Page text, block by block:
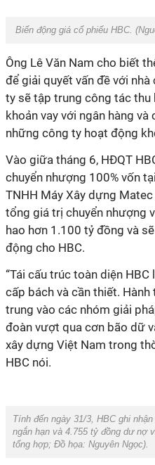
Biến động giá cổ phiếu HBC.
Ông Lê Văn Nam cho biết
để giải quyết vấn đề với nhà
ty sẽ tập trung công tác thu
khoản vay với ngân hàng
những công ty hoạt động
Vào giữa tháng 6, HĐQT
chuyển nhượng 100% vốn
TNHH Máy Xây dựng
tổng giá trị chuyển nhượng
hao hơn 1.100 tỷ đồng và
động cho HBC.
“Tái cấu trúc toàn diện
cấp bách và cần thiết.
trung vào các nhóm giải
đoàn vượt qua cơn bão dữ
xây dựng Việt Nam trong
HBC nói.
Tính đến ngày 31/3, HBC ghi
ngắn hạn và 4.755 tỷ đồng dư nợ
tổng hợp; Đồ họa: Nguyên Ngọc).